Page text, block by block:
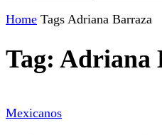
Home Tags Adriana Barraza
Tag: Adriana
Mexicanos